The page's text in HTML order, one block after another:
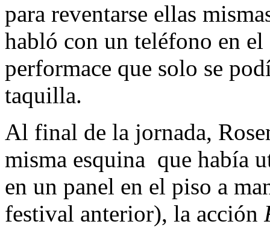
para reventarse ellas
habló con un teléfono en
performace que solo se
taquilla.
Al final de la jornada,
misma esquina que había
en un panel en el piso a
festival anterior), la acción